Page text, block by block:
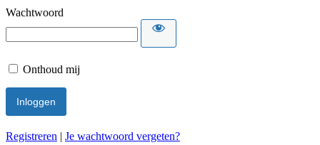
Wachtwoord
Onthoud mij
Registreren | Je wachtwoord vergeten?